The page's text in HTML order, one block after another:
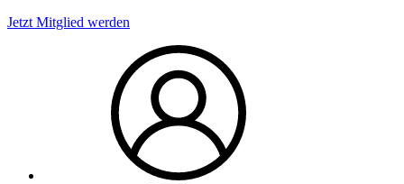
Jetzt Mitglied werden